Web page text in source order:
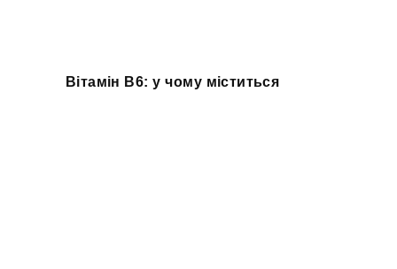
Вітамін B6: у чому міститься